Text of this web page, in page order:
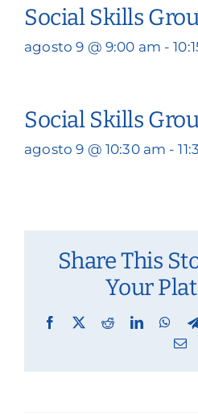
Social Skills
agosto 9 @ 9:00 am -
Social Skills
agosto 9 @ 10:30 am -
Share This
Your
Facebook
X RedditLinkedIn